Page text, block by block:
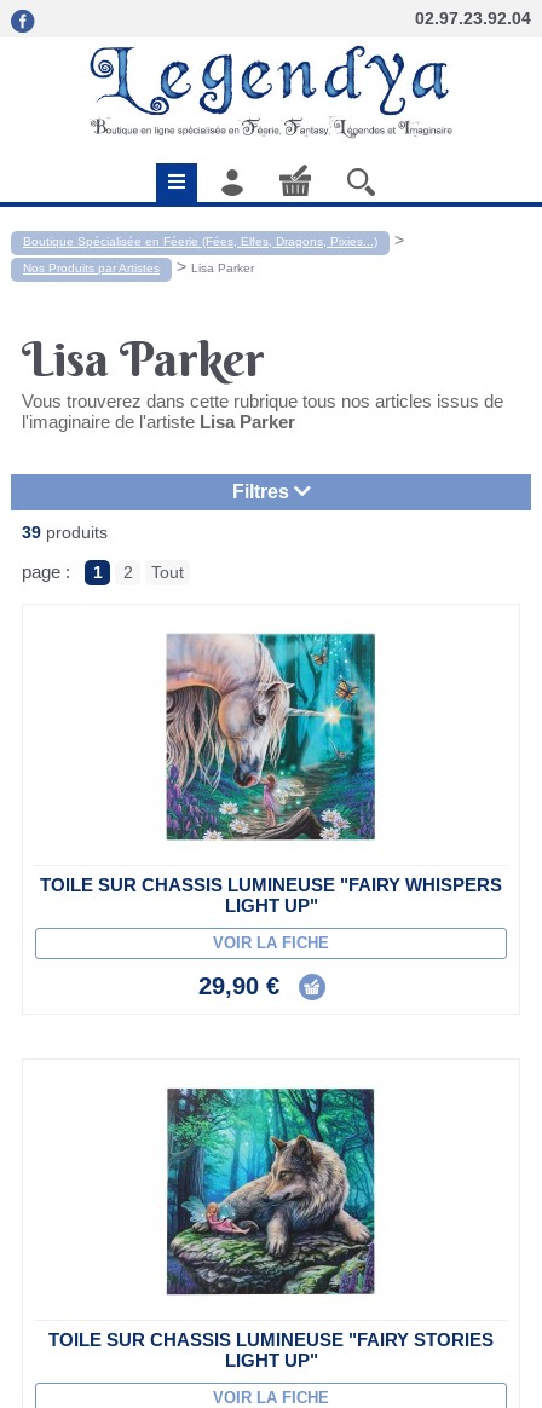
02.97.23.92.04
Boutique Spécialisée en Féerie (Fées, Elfes, Dragons, Pixies...) >
Nos Produits par Artistes > Lisa Parker
Lisa Parker
Vous trouverez dans cette rubrique tous nos articles issus de
l'imaginaire de l'artiste Lisa Parker
Filtres
39 produits
page : 1 2 Tout
TOILE SUR CHASSIS LUMINEUSE "FAIRY WHISPERS
LIGHT UP"
VOIR LA FICHE
29,90 €
TOILE SUR CHASSIS LUMINEUSE "FAIRY STORIES
LIGHT UP"
VOIR LA FICHE